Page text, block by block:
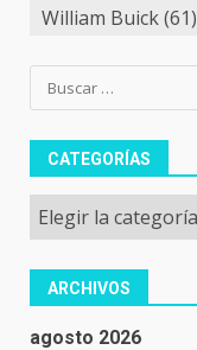
William Buick(61)
Buscar:
CATEGORÍAS
Categorías
ARCHIVOS
agosto 2026